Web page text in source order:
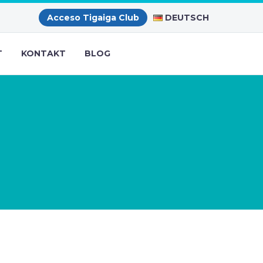
Acceso Tigaiga Club DEUTSCH
KONTAKT BLOG